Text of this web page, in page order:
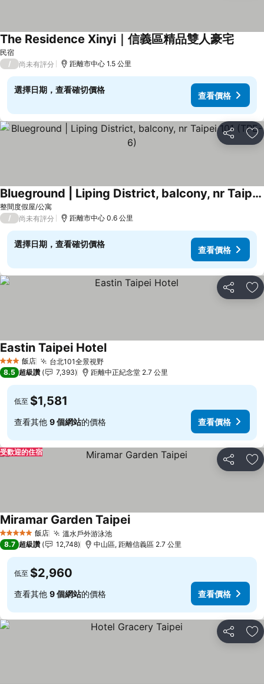
民宿
The Residence Xinyi｜信義區精品雙人豪宅查看價
/ 尚未有評分 距離市中心 1.5 公里
選擇日期，查看確切價格
查看價格
分享 加
整間度假屋/公寓
Blueground | Liping District, balcony, nr Taipei 101 (TPE-6)
查看價格
/ 尚未有評分 距離市中心 0.6 公里
選擇日期，查看確切價格
查看價格
分享 加
3 星級 飯店 台北101全景視野查看價格
Eastin Taipei Hotel查看價格
8.5 超級讚 7,393 距離中正紀念堂 2.7 公里
低至 $1,581
查看其他 9 個網站的價格 查看價格
分享 加
受歡迎的住宿
5 星級 飯店 溫水戶外游泳池查看價格
Miramar Garden Taipei查看價格
8.7 超級讚 12,748 中山區, 距離信義區 2.7 公里
低至 $2,960
查看其他 9 個網站的價格 查看價格
分享 加